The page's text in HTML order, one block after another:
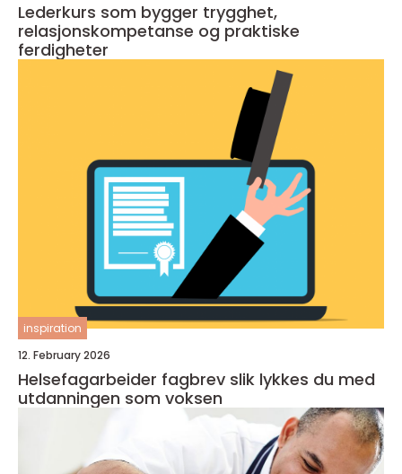
Lederkurs som bygger trygghet,
relasjonskompetanse og praktiske
ferdigheter
inspiration
12. February 2026
Helsefagarbeider fagbrev slik lykkes du med
utdanningen som voksen